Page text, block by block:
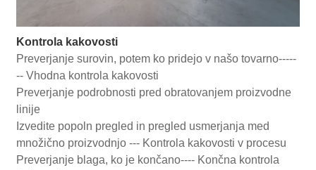
Kontrola kakovosti
Preverjanje surovin, potem ko pridejo v našo tovarno-----
-- Vhodna kontrola kakovosti
Preverjanje podrobnosti pred obratovanjem proizvodne
linije
Izvedite popoln pregled in pregled usmerjanja med
množično proizvodnjo --- Kontrola kakovosti v procesu
Preverjanje blaga, ko je končano---- Končna kontrola